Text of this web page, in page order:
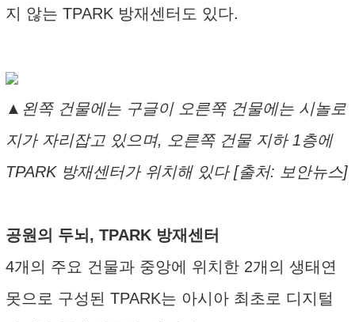
지 않는 TPARK 방재센터도 있다.
▲왼쪽 건물에는 구글이 오른쪽 건물에는 시놀로
지가 자리잡고 있으며, 오른쪽 건물 지하 1층에
TPARK 방재센터가 위치해 있다 [출처: 보안뉴스]
공원의 두뇌, TPARK 방재센터
4개의 주요 건물과 중앙에 위치한 2개의 생태연
못으로 구성된 TPARK는 아시아 최초로 디지털